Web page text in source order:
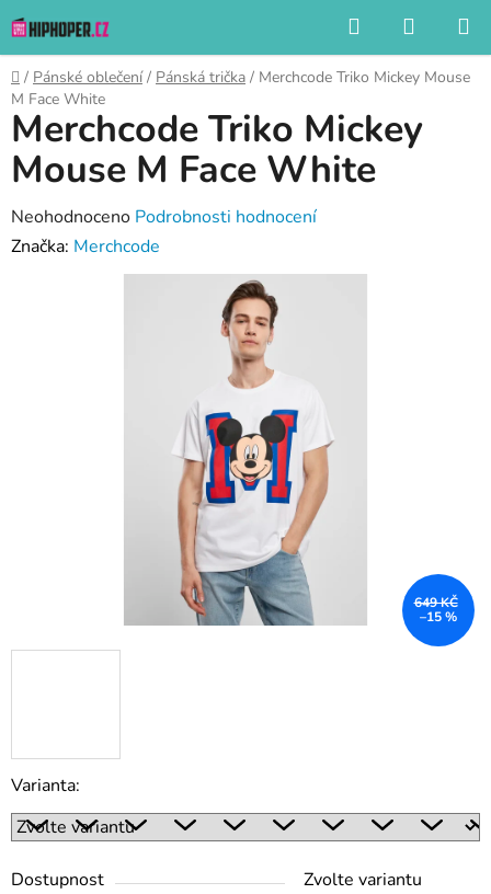
na
obsah
Hledat
KOŠÍK
Domů
/ Pánské oblečení / Pánská trička / Merchcode Triko Mickey Mouse
M Face White
Varianta:
Dostupnost
Zvolte variantu
Merchcode Triko Mickey
Mouse M Face White
Průměrné
hodnocení
Neohodnoceno Podrobnosti hodnocení
Značka: Merchcode
649 KČ
–15 %